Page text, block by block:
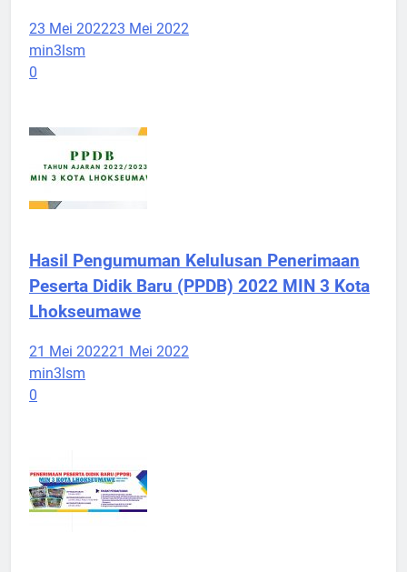
23 Mei 202223 Mei 2022
min3lsm
0
Hasil Pengumuman Kelulusan Penerimaan
Peserta Didik Baru (PPDB) 2022 MIN 3 Kota
Lhokseumawe
21 Mei 202221 Mei 2022
min3lsm
0